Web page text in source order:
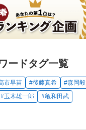
ードタグ一覧
市早苗 #後藤真希 #森岡毅
#玉木雄一郎 #亀和田武